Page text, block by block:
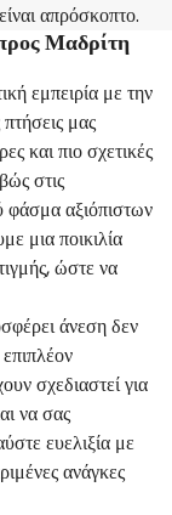
απρόσκοπτο.
Μαδρίτη
εμπειρία με την
μας
και πιο σχετικές
στις
φάσμα αξιόπιστων
μια ποικιλία
ώστε να
άνεση δεν
σχεδιαστεί για
να σας
ευελιξία με
ανάγκες